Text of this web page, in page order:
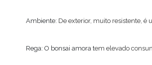
Ambiente: De exterior, muito resistente, é
Rega: O bonsai amora tem elevado